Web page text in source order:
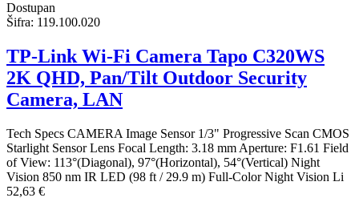
Dostupan
Šifra: 119.100.020
TP-Link Wi-Fi Camera Tapo C320WS
2K QHD, Pan/Tilt Outdoor Security
Camera, LAN
Tech Specs CAMERA Image Sensor 1/3" Progressive Scan CMOS
Starlight Sensor Lens Focal Length: 3.18 mm Aperture: F1.61 Field
of View: 113°(Diagonal), 97°(Horizontal), 54°(Vertical) Night
Vision 850 nm IR LED (98 ft / 29.9 m) Full-Color Night Vision Li
52,63 €